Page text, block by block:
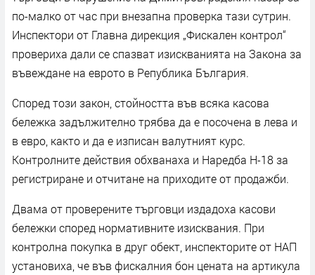
по-малко от час при внезапна проверка тази сутрин.
Инспектори от Главна дирекция „Фискален контрол“
провериха дали се спазват изискванията на Закона за
въвеждане на еврото в Република България.
Според този закон, стойността във всяка касова
бележка задължително трябва да е посочена в лева и
в евро, както и да е изписан валутният курс.
Контролните действия обхванаха и Наредба Н-18 за
регистриране и отчитане на приходите от продажби.
Двама от проверените търговци издадоха касови
бележки според нормативните изисквания. При
контролна покупка в друг обект, инспекторите от НАП
установиха, че във фискалния бон цената на артикула